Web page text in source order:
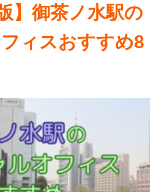
】御茶ノ水駅の
ィスおすすめ8